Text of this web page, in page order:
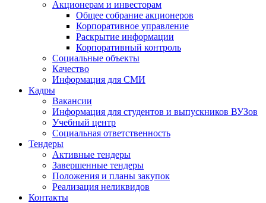
Акционерам и инвесторам
Общее собрание акционеров
Корпоративное управление
Раскрытие информации
Корпоративный контроль
Социальные объекты
Качество
Информация для СМИ
Кадры
Вакансии
Информация для студентов и выпускников ВУЗов
Учебный центр
Социальная ответственность
Тендеры
Активные тендеры
Завершенные тендеры
Положения и планы закупок
Реализация неликвидов
Контакты